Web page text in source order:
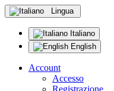
Lingua
Italiano
English
Account
Accesso
Registrazione